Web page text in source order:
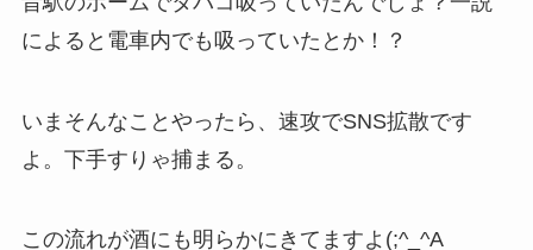
によると電車内でも吸っていたとか！？
いまそんなことやったら、速攻でSNS拡散です
よ。下手すりゃ捕まる。
この流れが酒にも明らかにきてますよ(;^_^A